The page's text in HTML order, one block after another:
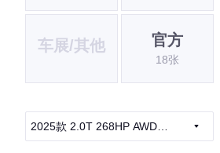
车展/其他 官方
18张
2025款 2.0T 268HP AWD